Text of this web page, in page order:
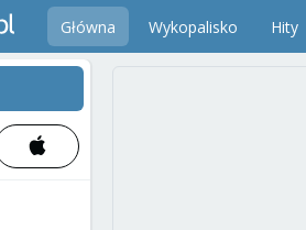
Główna Wykopalisko Hity